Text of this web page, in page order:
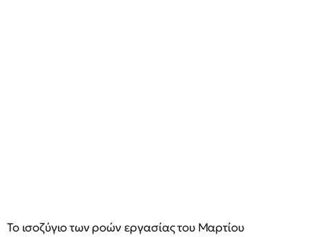
Το ισοζύγιο των ροών εργασίας του Μαρτίου